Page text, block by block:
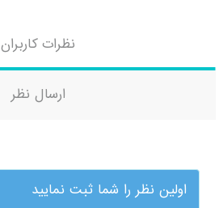
نظرات کاربران
ارسال نظر
اولین نظر را شما ثبت نمایید